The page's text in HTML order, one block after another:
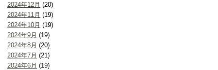
2024年12月 (20)
2024年11月 (19)
2024年10月 (19)
2024年9月 (19)
2024年8月 (20)
2024年7月 (21)
2024年6月 (19)